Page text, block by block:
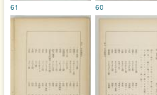
60
61